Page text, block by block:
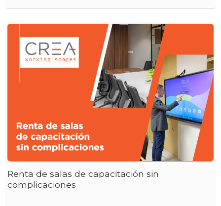
Renta de salas de capacitación sin
complicaciones